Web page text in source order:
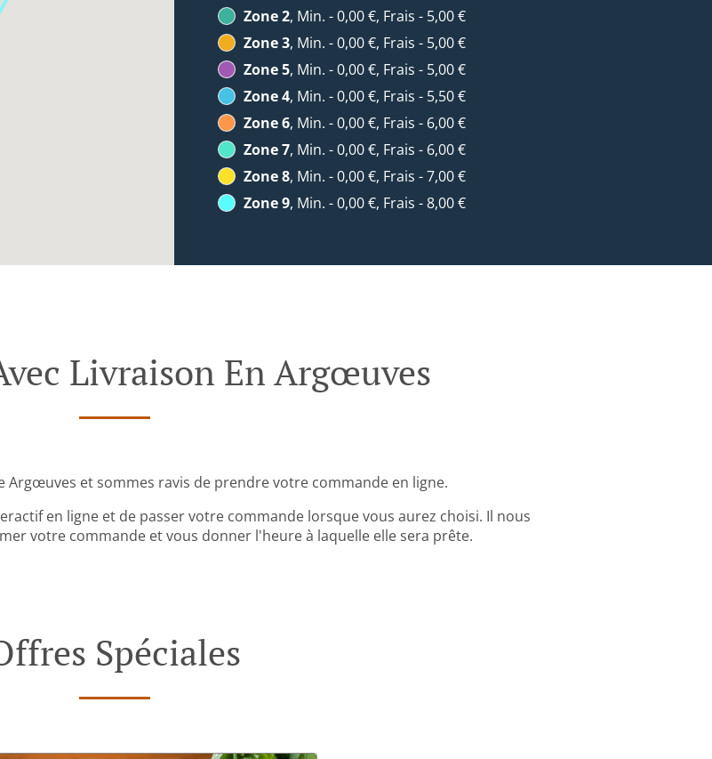
Zone 2, Min. - 0,00 €, Frais - 5,00 €
Zone 3, Min. - 0,00 €, Frais - 5,00 €
Zone 5, Min. - 0,00 €, Frais - 5,00 €
Zone 4, Min. - 0,00 €, Frais - 5,50 €
Zone 6, Min. - 0,00 €, Frais - 6,00 €
Zone 7, Min. - 0,00 €, Frais - 6,00 €
Zone 8, Min. - 0,00 €, Frais - 7,00 €
Zone 9, Min. - 0,00 €, Frais - 8,00 €
Livraison En Argœuves
Argœuves et sommes ravis de prendre votre commande en ligne.
en ligne et de passer votre commande lorsque vous aurez choisi. Il nous
votre commande et vous donner l'heure à laquelle elle sera prête.
Spéciales